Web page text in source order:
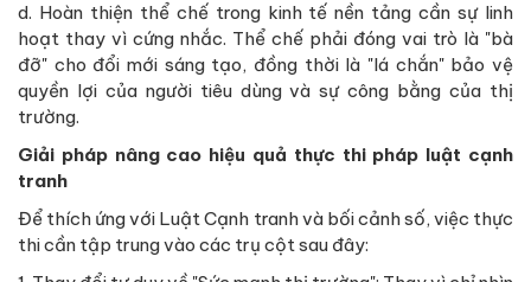
d. Hoàn thiện thể chế trong kinh tế nền tảng cần sự linh
hoạt thay vì cứng nhắc. Thể chế phải đóng vai trò là "bà
đỡ" cho đổi mới sáng tạo, đồng thời là "lá chắn" bảo vệ
quyền lợi của người tiêu dùng và sự công bằng của thị
trường.
Giải pháp nâng cao hiệu quả thực thi pháp luật cạnh
tranh
Để thích ứng với Luật Cạnh tranh và bối cảnh số, việc thực
thi cần tập trung vào các trụ cột sau đây: